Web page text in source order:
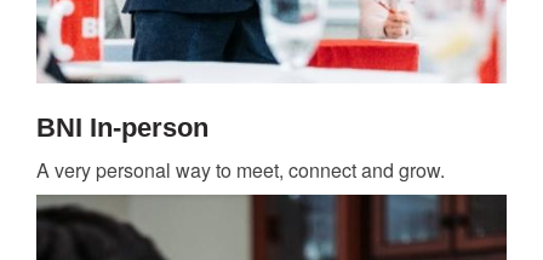
BNI In-person
A very personal way to meet, connect and grow.